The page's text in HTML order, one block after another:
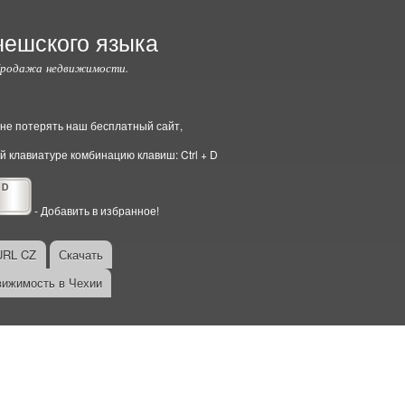
языка
недвижимости.
потерять наш бесплатный сайт,
клавиатуре комбинацию клавиш: Ctrl + D
- Добавить в избранное!
CZ
Скачать
в Чехии